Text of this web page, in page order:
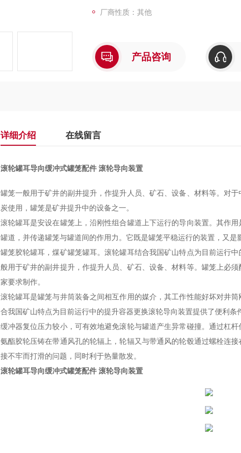
厂商性质：其他
产品咨询
详细介绍 在线留言
滚轮罐耳导向缓冲式罐笼配件 滚轮导向装置
罐笼一般用于矿井的副井提升，作提升人员、矿石、设备、材料等。对
炭使用，罐笼是矿井提升中的设备之一。
滚轮罐耳是安设在罐笼上，沿刚性组合罐道上下运行的导向装置。其作
罐道，并传递罐笼与罐道间的作用力。它既是罐笼平稳运行的装置，又是
罐笼胶轮罐耳，煤矿罐笼罐耳。滚轮罐耳结合我国矿山特点为目前运行
般用于矿井的副井提升，作提升人员、矿石、设备、材料等。罐笼上必
家要求制作。
滚轮罐耳是罐笼与井筒装备之间相互作用的媒介，其工作性能好坏对井
合我国矿山特点为目前运行中的提升容器更换滚轮导向装置提供了便利
缓冲器复位压力较小，可有效地避免滚轮与罐道产生异常碰撞。通过杠
氨酯胶轮压铸在带通风孔的轮辐上，轮辐又与带通风的轮毂通过螺栓连
接不牢而打滑的问题，同时利于热量散发。
滚轮罐耳导向缓冲式罐笼配件 滚轮导向装置